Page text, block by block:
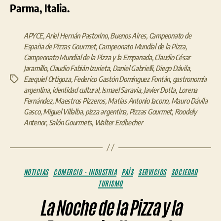
Parma, Italia.
Etiquetas
APYCE,Ariel Hernán Pastorino,Buenos Aires, Campeonato de
España de Pizzas Gourmet,Campeonato Mundial de la Pizza,
Campeonato Mundial de la Pizza y la Empanada,Claudio César
Jaramillo,Claudio Fabián Izurieta, Daniel Gabrielli,Diego Dávila,
Ezequiel Ortigoza,Federico Gastón Domínguez Fontán, gastronomía
argentina,identidad cultural,Ismael Saravia,Javier Dotta, Lorena
Fernández,Maestros Pizzeros,Matías Antonio Iacono, Mauro Dávila
Gasco,Miguel Villalba, pizza argentina, Pizzas Gourmet, Roodely
Antenor, Salón Gourmets, Walter Erdbecher
Categorías
NOTICIAS COMERCIO - INDUSTRIA PAÍS SERVICIOS
SOCIEDAD
TURISMO
La Noche de la Pizza y la